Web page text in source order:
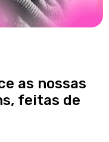
as nossas
feitas de